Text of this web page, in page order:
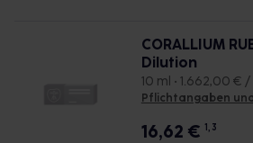
CORALLIUM
Dilution
10 ml • 1.662,00 € / l
Pflichtangaben
16,62 € 1, 3